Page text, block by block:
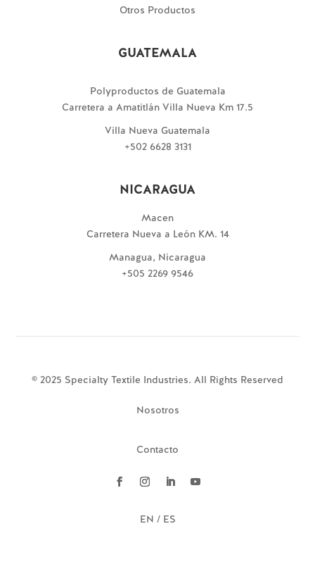
Otros Productos
GUATEMALA
Polyproductos de Guatemala
Carretera a Amatitlán Villa Nueva Km 17.5
Villa Nueva Guatemala
+502 6628 3131
NICARAGUA
Macen
Carretera Nueva a León KM. 14
Managua, Nicaragua
+505 2269 9546
© 2025 Specialty Textile Industries. All Rights Reserved
Nosotros
Contacto
EN / ES